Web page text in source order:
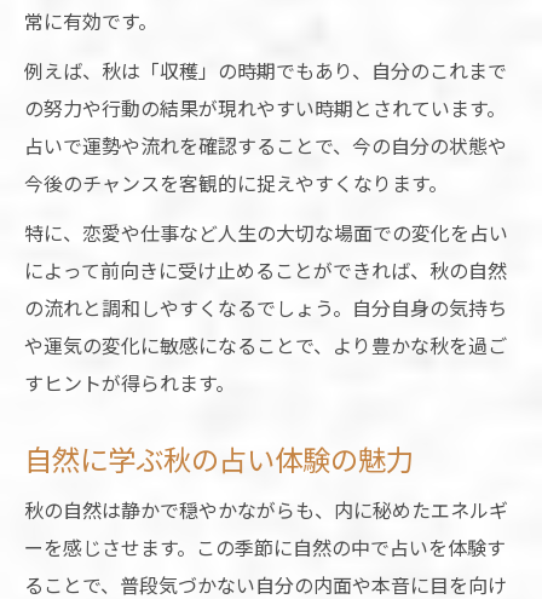
常に有効です。
例えば、秋は「収穫」の時期でもあり、自分のこれまで
の努力や行動の結果が現れやすい時期とされています。
占いで運勢や流れを確認することで、今の自分の状態や
今後のチャンスを客観的に捉えやすくなります。
特に、恋愛や仕事など人生の大切な場面での変化を占い
によって前向きに受け止めることができれば、秋の自然
の流れと調和しやすくなるでしょう。自分自身の気持ち
や運気の変化に敏感になることで、より豊かな秋を過ご
すヒントが得られます。
自然に学ぶ秋の占い体験の魅力
秋の自然は静かで穏やかながらも、内に秘めたエネルギ
ーを感じさせます。この季節に自然の中で占いを体験す
ることで、普段気づかない自分の内面や本音に目を向け